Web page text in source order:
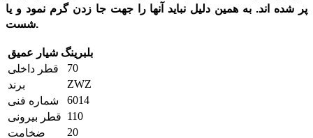
پر شده اند. به همین دلیل نباید آنها را جهت جا زدن گرم نمود و یا
شست.
بلبرینگ شیار عمیق
قطر داخلی
70
برند
ZWZ
شماره فنی
6014
قطر بیرونی 110
ضخامت
20